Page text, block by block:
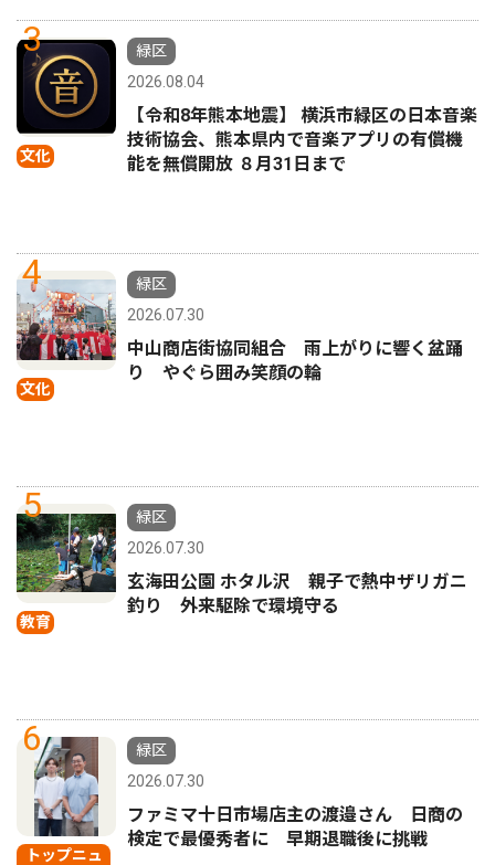
3
文化
緑区
2026.08.04
【令和8年熊本地震】 横浜市緑区の日本音楽
技術協会、熊本県内で音楽アプリの有償機
能を無償開放 ８月31日まで
4
文化
緑区
2026.07.30
中山商店街協同組合 雨上がりに響く盆踊
り やぐら囲み笑顔の輪
5
教育
緑区
2026.07.30
玄海田公園 ホタル沢 親子で熱中ザリガニ
釣り 外来駆除で環境守る
6
トップニュ
緑区
2026.07.30
ファミマ十日市場店主の渡邉さん 日商の
検定で最優秀者に 早期退職後に挑戦